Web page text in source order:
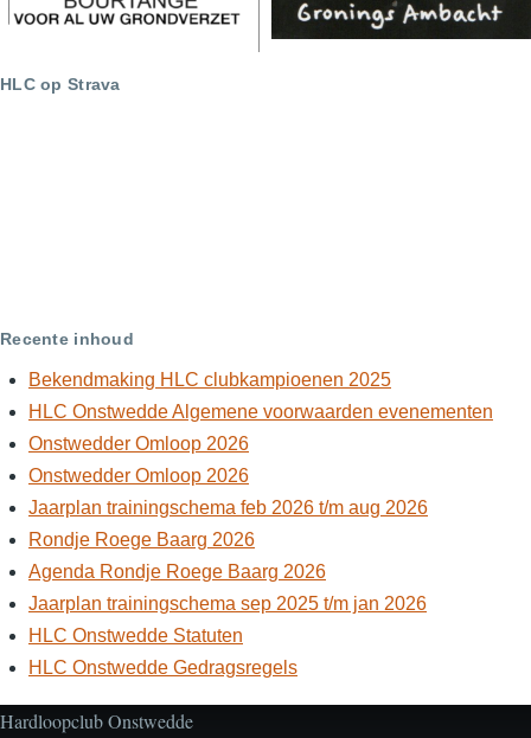
HLC op Strava
Recente inhoud
Bekendmaking HLC clubkampioenen 2025
HLC Onstwedde Algemene voorwaarden evenementen
Onstwedder Omloop 2026
Onstwedder Omloop 2026
Jaarplan trainingschema feb 2026 t/m aug 2026
Rondje Roege Baarg 2026
Agenda Rondje Roege Baarg 2026
Jaarplan trainingschema sep 2025 t/m jan 2026
HLC Onstwedde Statuten
HLC Onstwedde Gedragsregels
Hardloopclub Onstwedde